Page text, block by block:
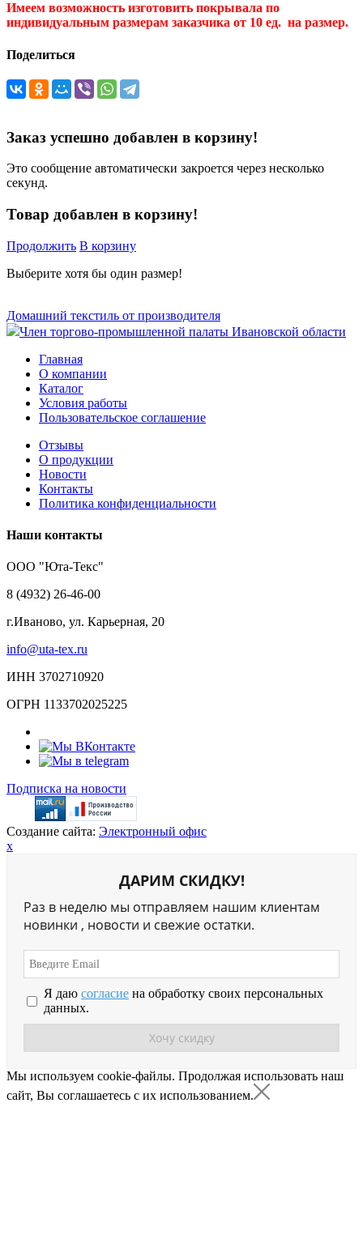
Имеем возможность изготовить покрывала по
индивидуальным размерам заказчика от 10 ед. на размер.
Поделиться
Заказ успешно добавлен в корзину!
Это сообщение автоматически закроется через несколько
секунд.
Товар добавлен в корзину!
Продолжить В корзину
Выберите хотя бы один размер!
Домашний текстиль от производителя
Член торгово-промышленной палаты Ивановской области
Главная
О компании
Каталог
Условия работы
Пользовательское соглашение
Отзывы
О продукции
Новости
Контакты
Политика конфиденциальности
Наши контакты
ООО "Юта-Текс"
8 (4932) 26-46-00
г.Иваново, ул. Карьерная, 20
info@uta-tex.ru
ИНН 3702710920
ОГРН 1133702025225
Подписка на новости
Создание сайта: Электронный офис
x
ДАРИМ СКИДКУ!
Раз в неделю мы отправляем нашим клиентам
новинки , новости и свежие остатки.
Я даю согласие на обработку своих персональных
данных.
Мы используем cookie-файлы. Продолжая использовать наш
сайт, Вы соглашаетесь с их использованием.